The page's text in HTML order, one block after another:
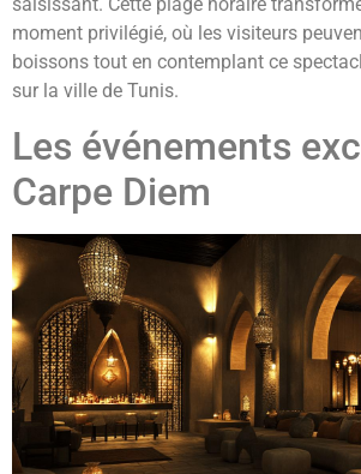
moment privilégié, où les visiteurs
boissons tout en contemplant ce
sur la ville de Tunis.
Les événements
Carpe Diem